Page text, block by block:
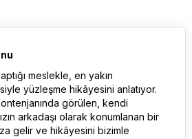
meslekle, en yakın
yüzleşme hikâyesini anlatıyor.
görülen, kendi
arkadaşı olarak konumlanan bir
gelir ve hikâyesini bizimle